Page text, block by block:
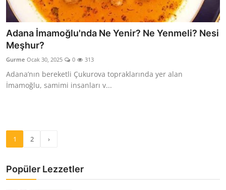
Adana İmamoğlu'nda Ne Yenir? Ne Yenmeli? Nesi
Meşhur?
Gurme Ocak 30, 2025 0 313
Adana’nın bereketli Çukurova topraklarında yer alan
İmamoğlu, samimi insanları v...
1 2 ›
Popüler Lezzetler